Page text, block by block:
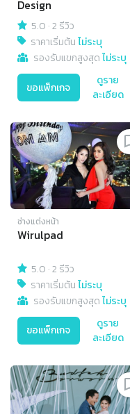
Design
5.0 ·2 รีวิว
ราคาเริ่มต้นไม่ระบุ
รองรับแขกสูงสุดไม่ระบุ
ขอแพ็กเกจ
ดูราย
ละเอียด
ช่างแต่งหน้า
Wirulpad
5.0 ·2 รีวิว
ราคาเริ่มต้นไม่ระบุ
รองรับแขกสูงสุดไม่ระบุ
ขอแพ็กเกจ
ดูราย
ละเอียด